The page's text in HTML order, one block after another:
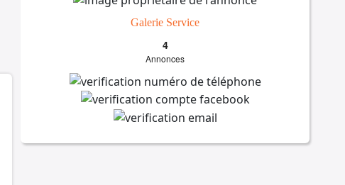
Galerie Service
4
Annonces